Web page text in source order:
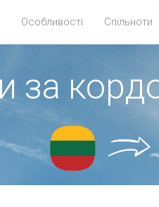
Особливості Спільноти
за